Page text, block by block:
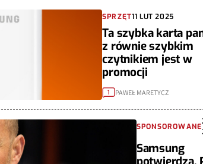
SPRZĘT11 LUT 2025
Ta szybka karta
z równie szybkim
czytnikiem jest w
promocji
1 PAWEŁ MARETYCZ
SPONSOROWANE
Samsung